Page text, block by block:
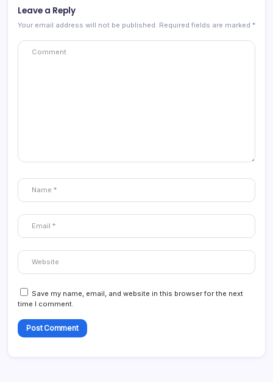
Leave a Reply
Your email address will not be published. Required fields are marked *
Save my name, email, and website in this browser for the next
time I comment.